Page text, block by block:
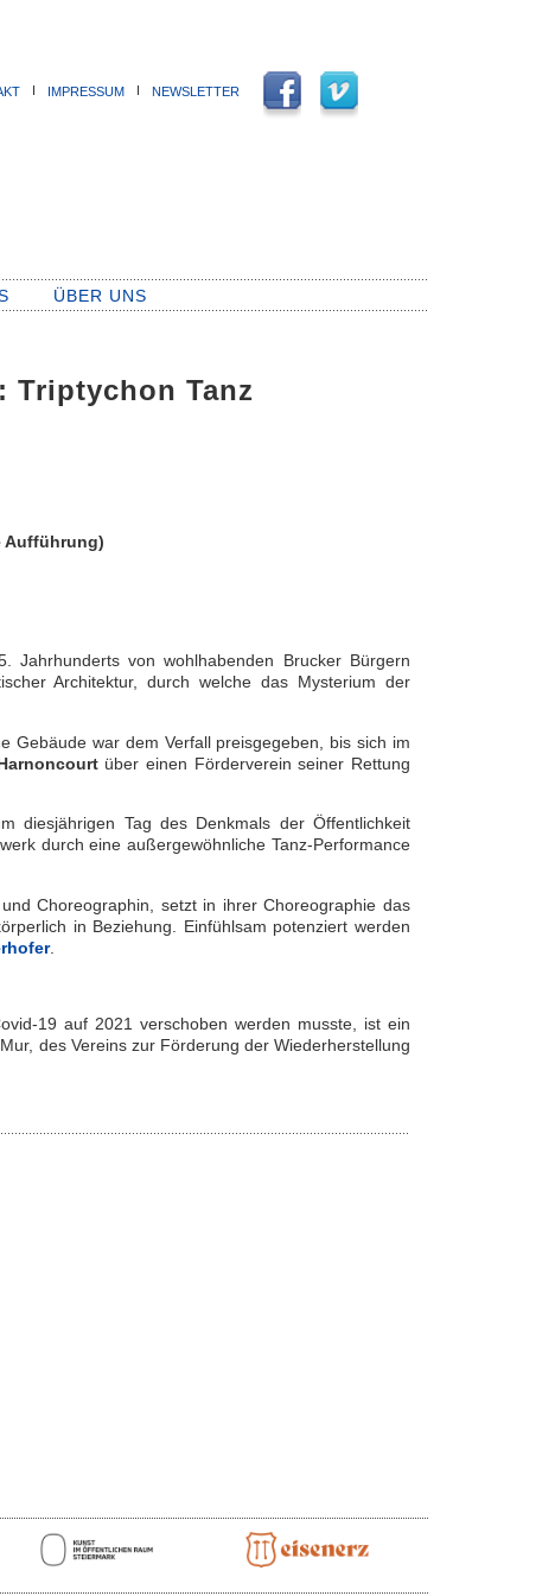
Ι IMPRESSUM Ι NEWSLETTER
ÜBER UNS
Triptychon Tanz
Aufführung)
von wohlhabenden Brucker Bürgern
Architektur, durch welche das Mysterium der
Gebäude war dem Verfall preisgegeben, bis sich im
über einen Förderverein seiner Rettung
diesjährigen Tag des Denkmals der Öffentlichkeit
durch eine außergewöhnliche Tanz-Performance
Choreographin, setzt in ihrer Choreographie das
in Beziehung. Einfühlsam potenziert werden
.
19 auf 2021 verschoben werden musste, ist ein
des Vereins zur Förderung der Wiederherstellung